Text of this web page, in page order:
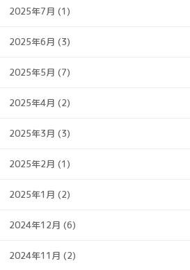
2025年7月 (1)
2025年6月 (3)
2025年5月 (7)
2025年4月 (2)
2025年3月 (3)
2025年2月 (1)
2025年1月 (2)
2024年12月 (6)
2024年11月 (2)